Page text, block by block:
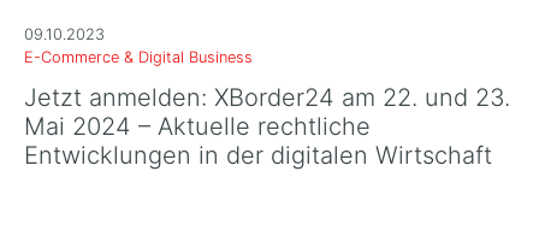
09.10.2023
E-Commerce & Digital Business
Jetzt anmelden: XBorder24 am 22. und 23.
Mai 2024 – Aktuelle rechtliche
Entwicklungen in der digitalen Wirtschaft